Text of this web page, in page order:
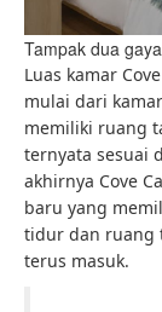
Tampak dua
Luas kamar
mulai dari
memiliki ruang
ternyata sesuai
akhirnya Cove
baru yang
tidur dan ruang
terus masuk.